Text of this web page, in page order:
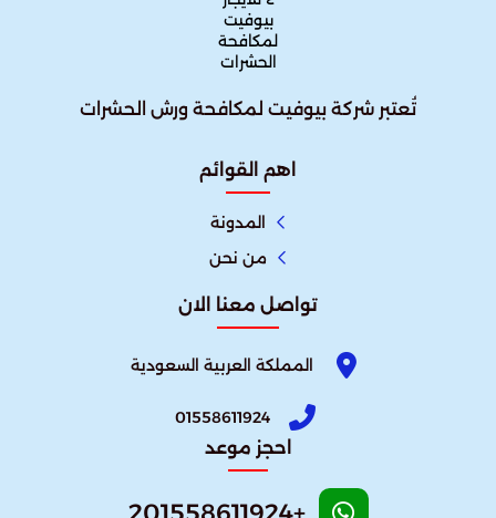
تُعتبر شركة بيوفيت لمكافحة ورش الحشرات
اهم القوائم
المدونة
من نحن
تواصل معنا الان
المملكة العربية السعودية
01558611924
احجز موعد